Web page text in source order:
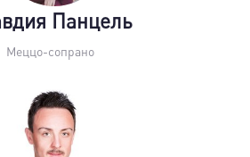
Панцель
Меццо-сопрано